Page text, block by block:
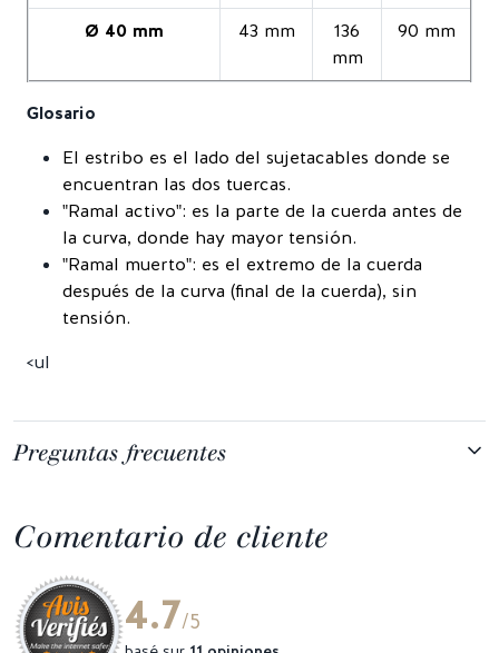
Ø 40 mm 43 mm
136
mm
90 mm
Glosario
El estribo es el lado del sujetacables donde se
encuentran las dos tuercas.
"Ramal activo": es la parte de la cuerda antes de
la curva, donde hay mayor tensión.
"Ramal muerto": es el extremo de la cuerda
después de la curva (final de la cuerda), sin
tensión.
<ul
Preguntas frecuentes
Comentario de cliente
4.7/5